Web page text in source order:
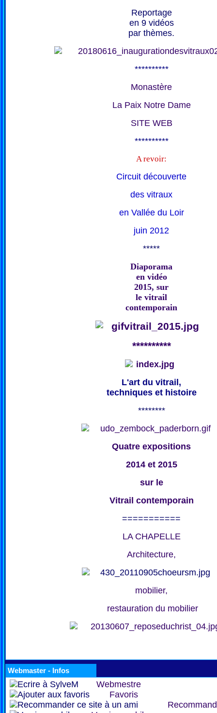
Reportage
en 9 vidéos
par thèmes.
**********
Monastère
La Paix Notre Dame
SITE WEB
**********
A revoir:
Circuit découverte
des vitraux
en Vallée du Loir
juin 2012
*****
Diaporama
en vidéo
2015, sur
le vitrail
contemporain
**********
L'art du vitrail,
techniques et histoire
********
Quatre expositions
2014 et 2015
sur le
Vitrail contemporain
===========
LA CHAPELLE
Architecture,
mobilier,
restauration du mobilier
Webmaster - Infos
Webmestre
Favoris